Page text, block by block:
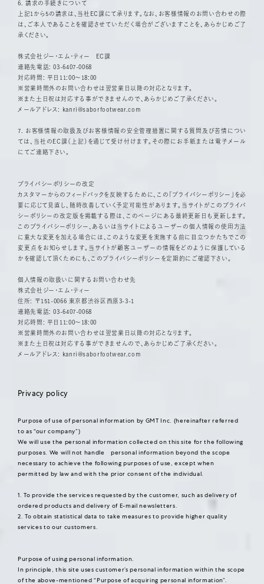
6. 請求の手続きについて
上記1から5の請求は、当社EC課にて承ります。なお、お客様情報のお問い合わせの際
は、ご本人であることを確認させていただく場合がございますことを、あらかじめご了
承ください。
株式会社ジー・エム・ティー EC課
連絡先電話: 03-6407-0068
対応時間: 平日11:00〜18:00
※営業時間外のお問い合わせは翌営業日以降の対応となります。
※また土日祝は対応する事ができませんので、あらかじめご了承ください。
メールアドレス:
kanri@saborfootwear.com
7. お客様情報の取扱及びお客様情報の安全管理措置に関する質問及び苦情につい
ては、当社のEC課（上記）を通じて受け付けます。その際にお手紙または電子メール
にてご連絡下さい。
プライバシーポリシーの改定
カスタマーからのフィードバックを反映するために、この「プライバシーポリシー」を必
要に応じて見直し、随時改善していく予定可能性があります。当サイトがこのプライバ
シーポリシーの改定版を掲載する際は、このページにある最終更新日も更新します。
このプライバシーポリシー、あるいは当サイトによるユーザーの個人情報の使用方法
に重大な変更を加える場合には、このような変更を実施する前に目立つかたちでこの
変更点をお知らせします。当サイトが顧客ユーザーの情報をどのように保護している
かを確認して頂くためにも、このプライバシーポリシーを定期的にご確認下さい。
個人情報の取扱いに関するお問い合わせ先
株式会社ジー・エム・ティー
住所: 〒151-0066 東京都渋谷区西原3-3-1
連絡先電話: 03-6407-0068
対応時間: 平日11:00〜18:00
※営業時間外のお問い合わせは翌営業日以降の対応となります。
※また土日祝は対応する事ができませんので、あらかじめご了承ください。
メールアドレス:
kanri@saborfootwear.com
Privacy policy
Purpose of use of personal information by GMT Inc. (hereinafter referred
to as “our company”)
We will use the personal information collected on this site for the following
purposes. We will not handle personal information beyond the scope
necessary to achieve the following purposes of use, except when
permitted by law and with the prior consent of the individual.
1. To provide the services requested by the customer, such as delivery of
ordered products and delivery of E-mail newsletters.
2. To obtain statistical data to take measures to provide higher quality
services to our customers.
Purpose of using personal information.
In principle, this site uses customer’s personal information within the scope
of the above-mentioned “Purpose of acquiring personal information”.